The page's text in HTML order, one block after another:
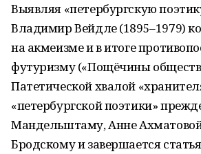
Выявляя «петербургскую
Владимир Вейдле (1895–1979)
на акмеизме и в итоге
футуризму («Пощёчины
Патетической хвалой
«петербургской поэтики»
Мандельштаму, Анне
Бродскому и завершается